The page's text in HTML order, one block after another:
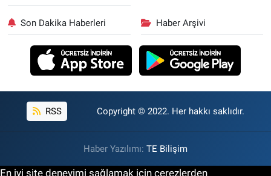
Son Dakika Haberleri Haber Arşivi
RSS Copyright © 2022. Her hakkı saklıdır.
Haber Yazılımı: TE Bilişim
En iyi site deneyimi sağlamak için çerezlerden